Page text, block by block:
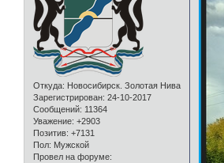
Откуда: Новосибирск. Золотая Нива
Зарегистрирован: 24-10-2017
Сообщений: 11364
Уважение: +2903
Позитив: +7131
Пол: Мужской
Провел на форуме: